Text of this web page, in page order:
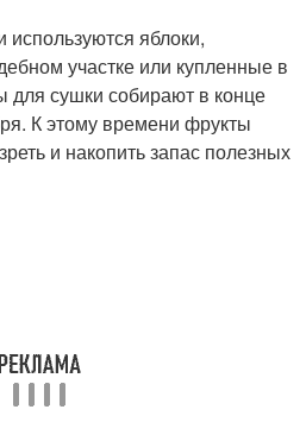
яблоки,
участке или купленные в
сушки собирают в конце
К этому времени фрукты
и накопить запас полезных